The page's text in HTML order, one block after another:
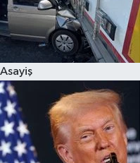
Asayiş
Sağlık
Siyaset
Teknoloji
Televizyon
Yaşam-Çevre